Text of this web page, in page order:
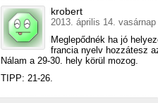
krobert
2013. április 14.
Meglepődnék ha jó
francia nyelv hozzátesz
Nálam a 29-30. hely körül mozog.
TIPP: 21-26.